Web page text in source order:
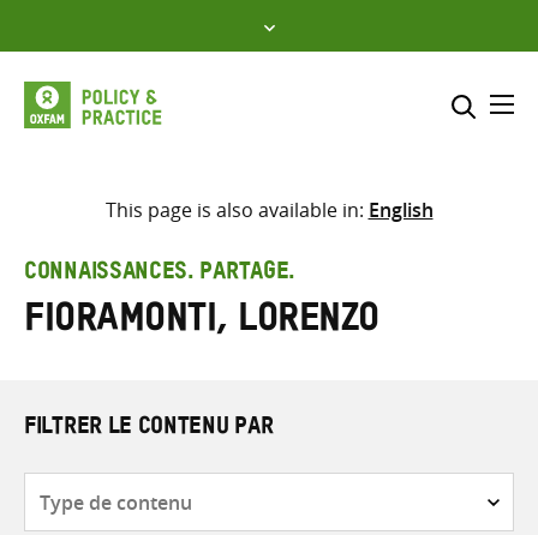
to
content
Sélectionner l’emplacement
Saisir
les
termes
This page is also available in: English
CONNAISSANCES. PARTAGE.
Fioramonti, Lorenzo
FILTRER LE CONTENU PAR